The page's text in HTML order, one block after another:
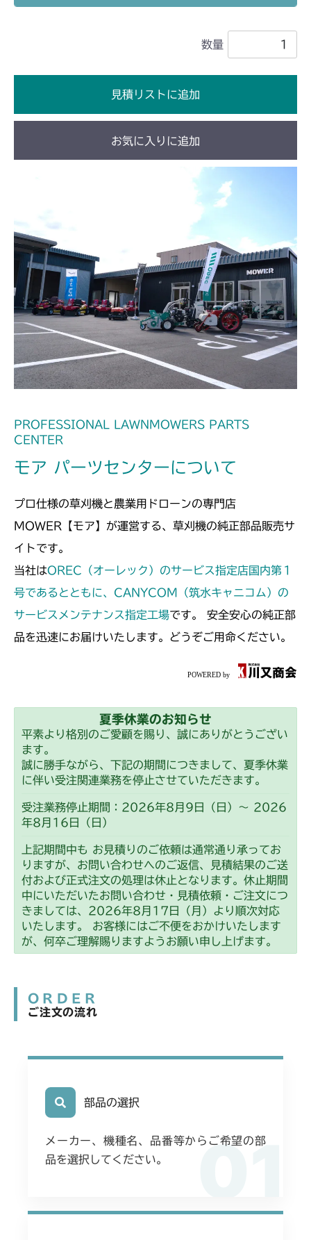
本体 FIG13 動力伝達
CM182
本体 FIG13 動力伝達
本体 FIG17 動力伝達(刈刃)
本体 FIG15 動力伝達(刈刃)
本体 FIG12 動力伝達
CM211
本体 FIG12 動力伝達
CM212
本体 FIG13 動力伝達
CM212K
本体 FIG13 動力伝達
CM223
本体 FIG20 動力伝達(刈刃)
CM225
本体 FIG23 動力伝達(刈刃)
CM226
CM250
本体 FIG15 動力伝達(刈刃)
CM1803
本体 FIG42 ステアリング
Assy(NO.1570228～)
本体 FIG22 動力伝達(刈刃)
本体 FIG46 ステアリング
Assy(NO.1550736～)
CM2201YC
本体 FIG15 動力伝達(刈刃)
CM2205HC/HCS
本体 FIG11 動力伝達(刈刃)
本体 FIG13 ステアリングASSY
CM2403HC/HCS
本体 FIG17 ステアリングAssy
本体 FIG15 動力伝達(刈刃)
CM2503
本体 FIG15 動力伝達(刈刃)
CMX1402RC
本体 FIG13 動力伝達(刈刃)
CMX1402HC
本体 FIG14 動力伝達(240A)
CMX186
本体 FIG20 動力伝達(刈刃)
CMX224
本体 FIG15 動力伝達(刈刃)
CMX253
本体 FIG15 動力伝達(刈刃)
CMX1804
Assy(NO.1580017～)
数量
見積リストに追加
お気に入りに追加
PROFESSIONAL LAWNMOWERS PARTS
CENTER
モア パーツセンターについて
プロ仕様の草刈機と農業用ドローンの専門店
MOWER【モア】が運営する、草刈機の純正部品販売サ
イトです。
当社はOREC（オーレック）のサービス指定店国内第１
号であるとともに、CANYCOM（筑水キャニコム）の
サービスメンテナンス指定工場です。 安全安心の純正部
品を迅速にお届けいたします。どうぞご用命ください。
夏季休業のお知らせ
平素より格別のご愛顧を賜り、誠にありがとうござい
ます。
誠に勝手ながら、下記の期間につきまして、夏季休業
に伴い受注関連業務を停止させていただきます。
受注業務停止期間：2026年8月9日（日）～ 2026
年8月16日（日）
上記期間中も お見積りのご依頼は通常通り承ってお
りますが、お問い合わせへのご返信、見積結果のご送
付および正式注文の処理は休止となります。休止期間
中にいただいたお問い合わせ・見積依頼・ご注文につ
きましては、2026年8月17日（月）より順次対応
いたします。 お客様にはご不便をおかけいたします
が、何卒ご理解賜りますようお願い申し上げます。
ORDER
ご注文の流れ
01
部品の選択
メーカー、機種名、品番等からご希望の部
品を選択してください。